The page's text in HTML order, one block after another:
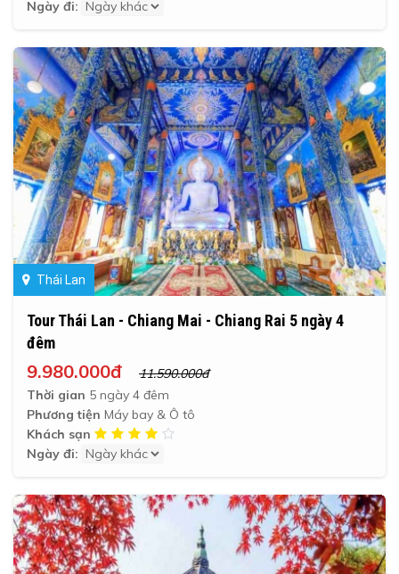
Ngày đi:
Thái Lan
Tour Thái Lan - Chiang Mai - Chiang Rai 5 ngày 4
đêm
9.980.000đ
11.590.000đ
Thời gian 5 ngày 4 đêm
Phương tiện Máy bay & Ô tô
Khách sạn
Ngày đi: